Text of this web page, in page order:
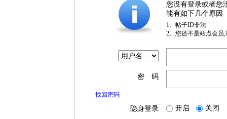
您没有登录或者您
能有如下几个原因
1、帖子ID非法
2、您还不是站点会员
密 码
找回密码
隐身登录 开启 关闭